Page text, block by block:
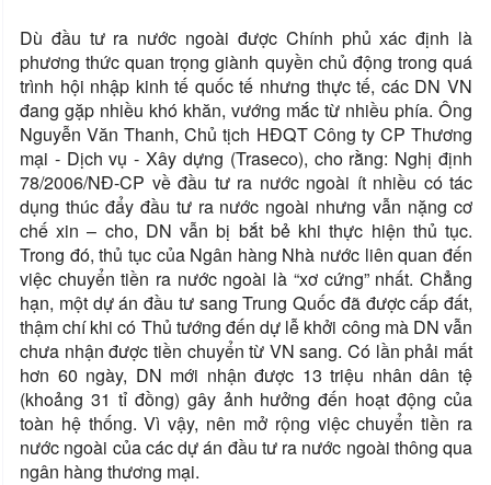
Dù đầu tư ra nước ngoài được Chính phủ xác định là
phương thức quan trọng giành quyền chủ động trong quá
trình hội nhập kinh tế quốc tế nhưng thực tế, các DN VN
đang gặp nhiều khó khăn, vướng mắc từ nhiều phía. Ông
Nguyễn Văn Thanh, Chủ tịch HĐQT Công ty CP Thương
mại - Dịch vụ - Xây dựng (Traseco), cho rằng: Nghị định
78/2006/NĐ-CP về đầu tư ra nước ngoài ít nhiều có tác
dụng thúc đẩy đầu tư ra nước ngoài nhưng vẫn nặng cơ
chế xin – cho, DN vẫn bị bắt bẻ khi thực hiện thủ tục.
Trong đó, thủ tục của Ngân hàng Nhà nước liên quan đến
việc chuyển tiền ra nước ngoài là “xơ cứng” nhất. Chẳng
hạn, một dự án đầu tư sang Trung Quốc đã được cấp đất,
thậm chí khi có Thủ tướng đến dự lễ khởi công mà DN vẫn
chưa nhận được tiền chuyển từ VN sang. Có lần phải mất
hơn 60 ngày, DN mới nhận được 13 triệu nhân dân tệ
(khoảng 31 tỉ đồng) gây ảnh hưởng đến hoạt động của
toàn hệ thống. Vì vậy, nên mở rộng việc chuyển tiền ra
nước ngoài của các dự án đầu tư ra nước ngoài thông qua
ngân hàng thương mại.